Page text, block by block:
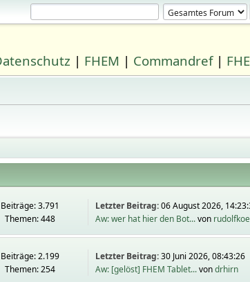
| FHEM | Commandref|
Beiträge: 3.791
Themen: 448
Letzter Beitrag:06 August 2026,
Aw: wer hat hier den Bot...von
Beiträge: 2.199
Themen: 254
Letzter Beitrag:30 Juni 2026, 08:43:26
Aw: [gelöst] FHEM Tablet...vondrhirn